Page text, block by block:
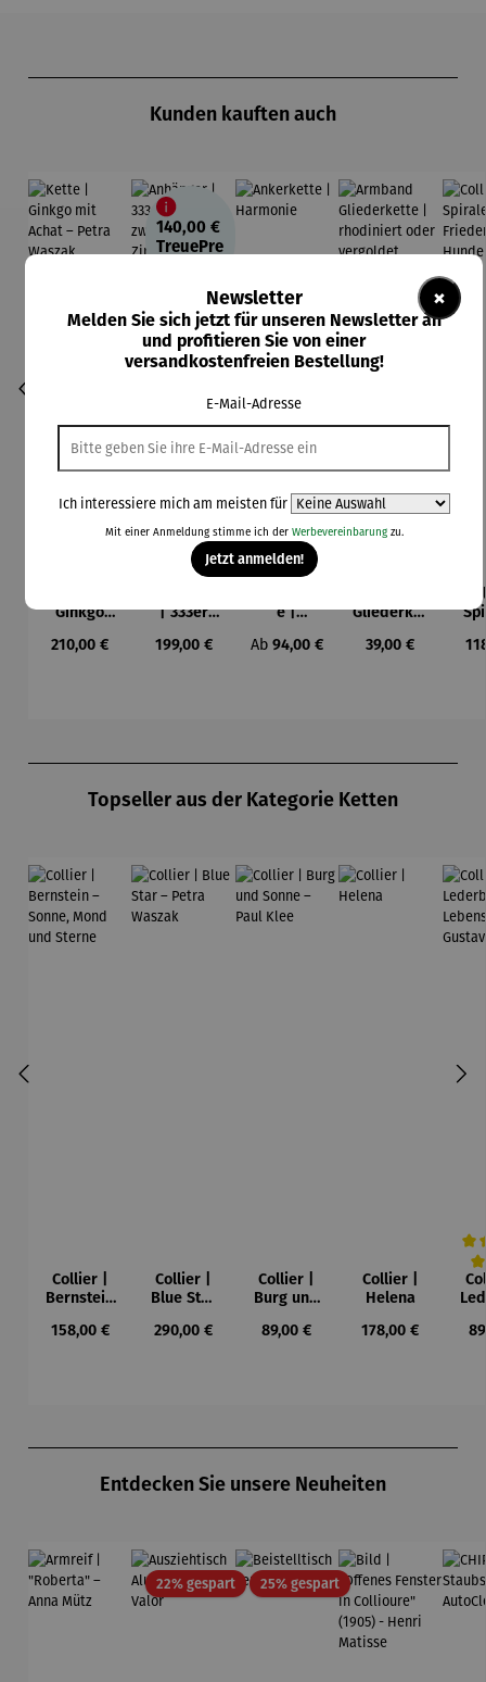
Kunden kauften auch
Ginkgo
– Petra
Regulärer Preis:
210,00 €
140,00 €
TreuePre
| 333er
zweifarbig
Regulärer Preis:
199,00 €
e |
Regulärer Preis:
Ab 94,00 €
Gliederket
rhodiniert
Regulärer Preis:
39,00 €
Topseller aus der Kategorie Ketten
Collier |
Bernstein
Mond und
Regulärer Preis:
158,00 €
Collier |
Blue Star
Waszak
Regulärer Preis:
290,00 €
Collier |
Burg und
Paul Klee
Regulärer Preis:
89,00 €
Collier |
Helena
Regulärer Preis:
178,00 €
Entdecken Sie unsere Neuheiten
22% gespartRabatt25% gespartRabatt
×
Newsletter
Melden Sie sich jetzt für unseren Newsletter an
und profitieren Sie von einer
versandkostenfreien Bestellung!
E-Mail-Adresse
Ich interessiere mich am meisten für
Mit einer Anmeldung stimme ich der Werbevereinbarungzu.
Jetzt anmelden!